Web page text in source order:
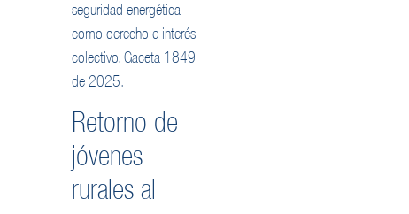
seguridad energética
como derecho e interés
colectivo. Gaceta 1849
de 2025.
Retorno de
jóvenes
rurales al